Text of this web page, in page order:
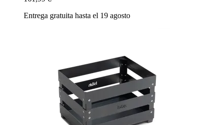
Entrega gratuita hasta el 19 agosto